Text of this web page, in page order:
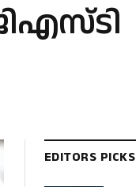
EDITORS PICKS